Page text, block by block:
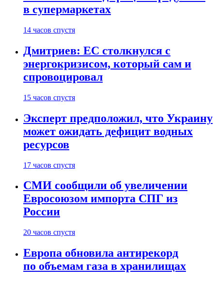
в супермаркетах
14 часов спустя
Дмитриев: ЕС столкнулся с
энергокризисом, который сам и
спровоцировал
15 часов спустя
Эксперт предположил, что Украину
может ожидать дефицит водных
ресурсов
17 часов спустя
СМИ сообщили об увеличении
Евросоюзом импорта СПГ из
России
20 часов спустя
Европа обновила антирекорд
по объемам газа в хранилищах